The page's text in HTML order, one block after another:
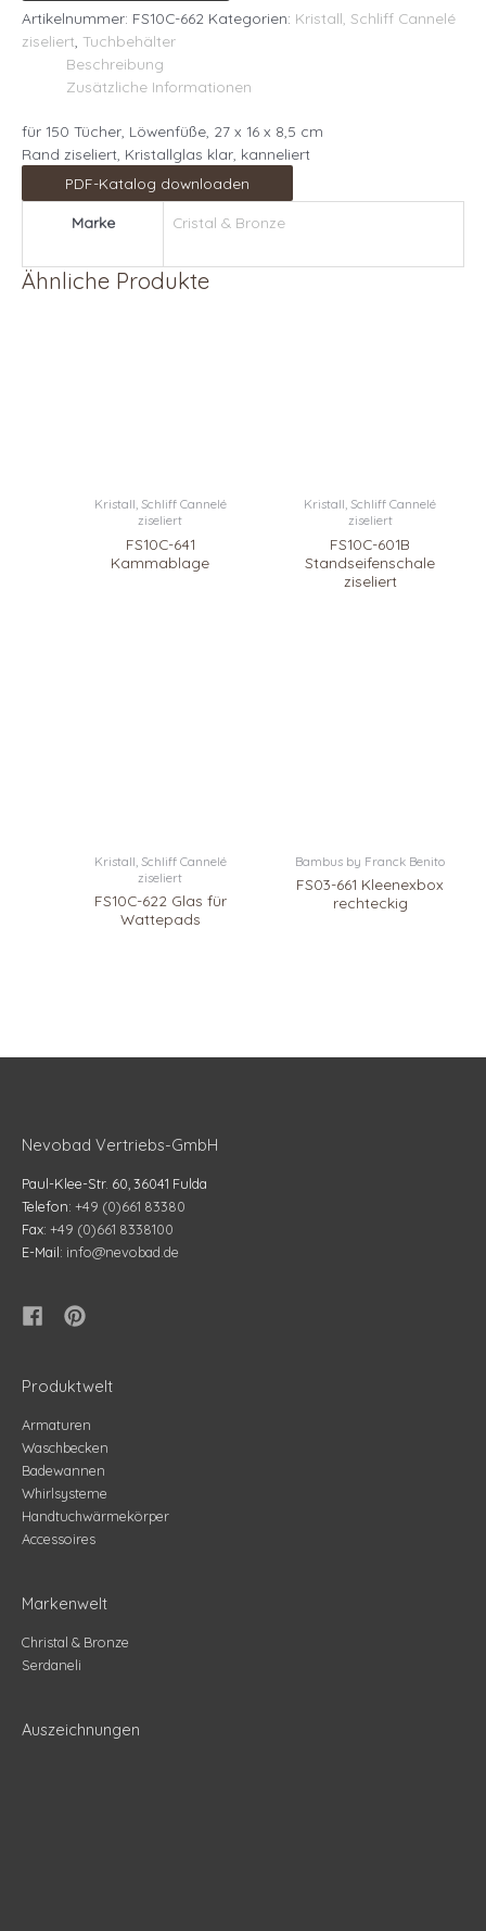
Artikelnummer: FS10C-662 Kategorien: Kristall, Schliff Cannelé
ziseliert Tuchbehälter
Beschreibung
Zusätzliche Informationen
für 150 Tücher, Löwenfüße, 27 x 16 x 8,5 cm
Rand ziseliert, Kristallglas klar, kanneliert
PDF-Katalog downloaden
Marke Cristal & Bronze
Ähnliche Produkte
Kristall, Schliff Cannelé
ziseliert
FS10C-641
Kammablage
Kristall, Schliff Cannelé
ziseliert
FS10C-601B
Standseifenschale
ziseliert
Kristall, Schliff Cannelé
ziseliert
FS10C-622 Glas für
Wattepads
Bambus by Franck Benito
FS03-661 Kleenexbox
rechteckig
Nevobad Vertriebs-GmbH
Paul-Klee-Str. 60, 36041 Fulda
Telefon: +49 (0)661 83380
Fax: +49 (0)661 8338100
E-Mail: info@nevobad.de
Produktwelt
Armaturen
Waschbecken
Badewannen
Whirlsysteme
Handtuchwärmekörper
Accessoires
Markenwelt
Christal & Bronze
Serdaneli
Auszeichnungen